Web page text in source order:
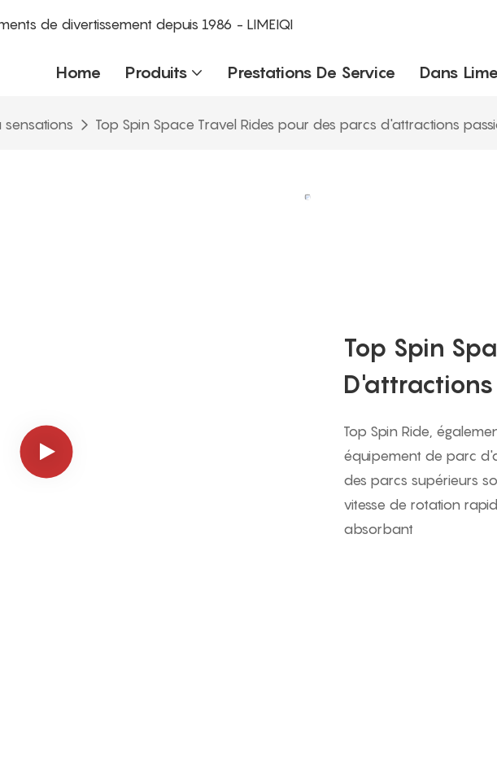
de divertissement depuis 1986 - LIMEIQI
Home Produits Prestations De Service Dans
sensations Top Spin Space Travel Rides pour des parcs d'attractions
Top Spin
D'attractions
Top Spin Ride,
équipement de parc
des parcs supérieurs
vitesse de rotation
absorbant